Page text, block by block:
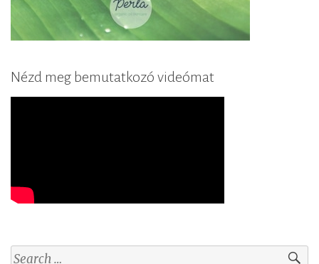
Nézd meg bemutatkozó videómat
S